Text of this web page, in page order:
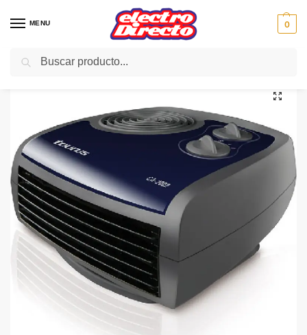
MENU 0
Inicio Climatización / Calefactores